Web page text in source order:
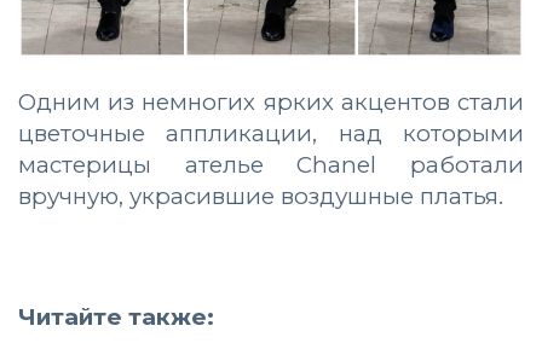
Одним из немногих ярких акцентов стали
цветочные аппликации, над которыми
мастерицы ателье Chanel работали
вручную, украсившие воздушные платья.
Читайте также: